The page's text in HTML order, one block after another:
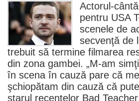
Actorul-
pentru USA
scenele de
secvenţă de
trebuit să termine filmarea
din zona gambei. „M-am
în scena în cauză pare că
şchiopătam din cauză că
starul recentelor Bad Teacher